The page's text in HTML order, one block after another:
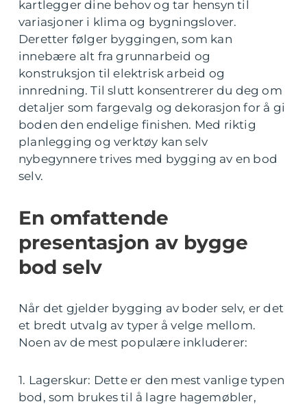
kartlegger dine behov og tar hensyn til
variasjoner i klima og bygningslover.
Deretter følger byggingen, som kan
innebære alt fra grunnarbeid og
konstruksjon til elektrisk arbeid og
innredning. Til slutt konsentrerer du deg om
detaljer som fargevalg og dekorasjon for å gi
boden den endelige finishen. Med riktig
planlegging og verktøy kan selv
nybegynnere trives med bygging av en bod
selv.
En omfattende
presentasjon av bygge
bod selv
Når det gjelder bygging av boder selv, er det
et bredt utvalg av typer å velge mellom.
Noen av de mest populære inkluderer:
1. Lagerskur: Dette er den mest vanlige typen
bod, som brukes til å lagre hagemøbler,